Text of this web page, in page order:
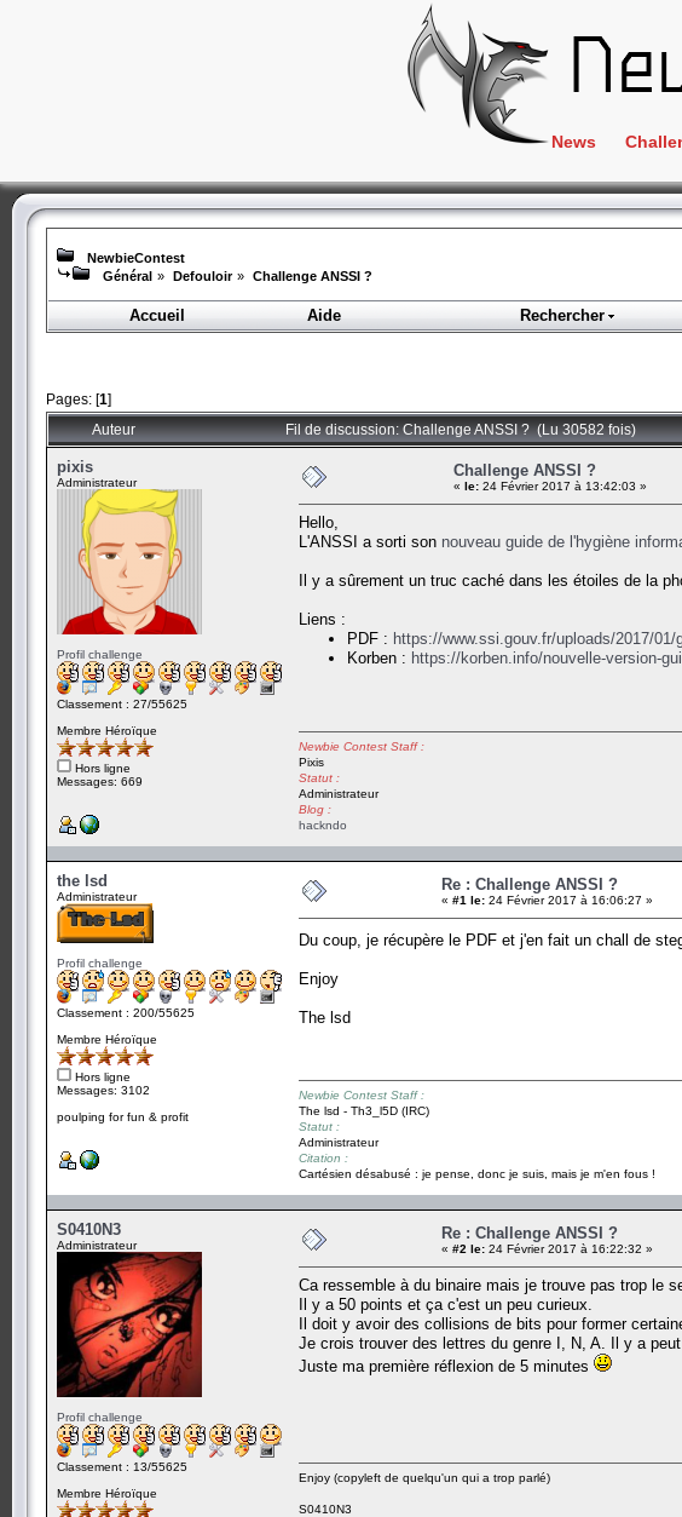
News
NewbieContest
Général » Defouloir » Challenge ANSSI ?
Accueil
Aide Rechercher
Pages: [1]
Auteur Fil de discussion: Challenge ANSSI ? (Lu 30582 fois)
pixis
Administrateur
Profil challenge
Classement : 27/55625
Membre Héroïque
Hors ligne
Messages: 669
Challenge ANSSI ?
« le: 24 Février 2017 à 13:42:03 »
Hello,
L'ANSSI a sorti son nouveau guide de l'hygiène
Il y a sûrement un truc caché dans les étoiles de la
Liens :
PDF : https://www.ssi.gouv.fr/uploads/2017/
Korben : https://korben.info/nouvelle-version-
Newbie Contest Staff :
Pixis
Statut :
Administrateur
Blog :
hackndo
the lsd
Administrateur
Profil challenge
Classement : 200/55625
Membre Héroïque
Hors ligne
Messages: 3102
poulping for fun & profit
Re : Challenge ANSSI ?
« #1 le: 24 Février 2017 à 16:06:27 »
Du coup, je récupère le PDF et j'en fait un chall de
Enjoy
The lsd
Newbie Contest Staff :
The lsd - Th3_l5D (IRC)
Statut :
Administrateur
Citation :
Cartésien désabusé : je pense, donc je suis, mais je m'en fous !
S0410N3
Administrateur
Profil challenge
Classement : 13/55625
Membre Héroïque
Re : Challenge ANSSI ?
« #2 le: 24 Février 2017 à 16:22:32 »
Ca ressemble à du binaire mais je trouve pas trop le
Il y a 50 points et ça c'est un peu curieux.
Il doit y avoir des collisions de bits pour former
Je crois trouver des lettres du genre I, N, A. Il y a
Juste ma première réflexion de 5 minutes
Enjoy (copyleft de quelqu'un qui a trop parlé)
S0410N3